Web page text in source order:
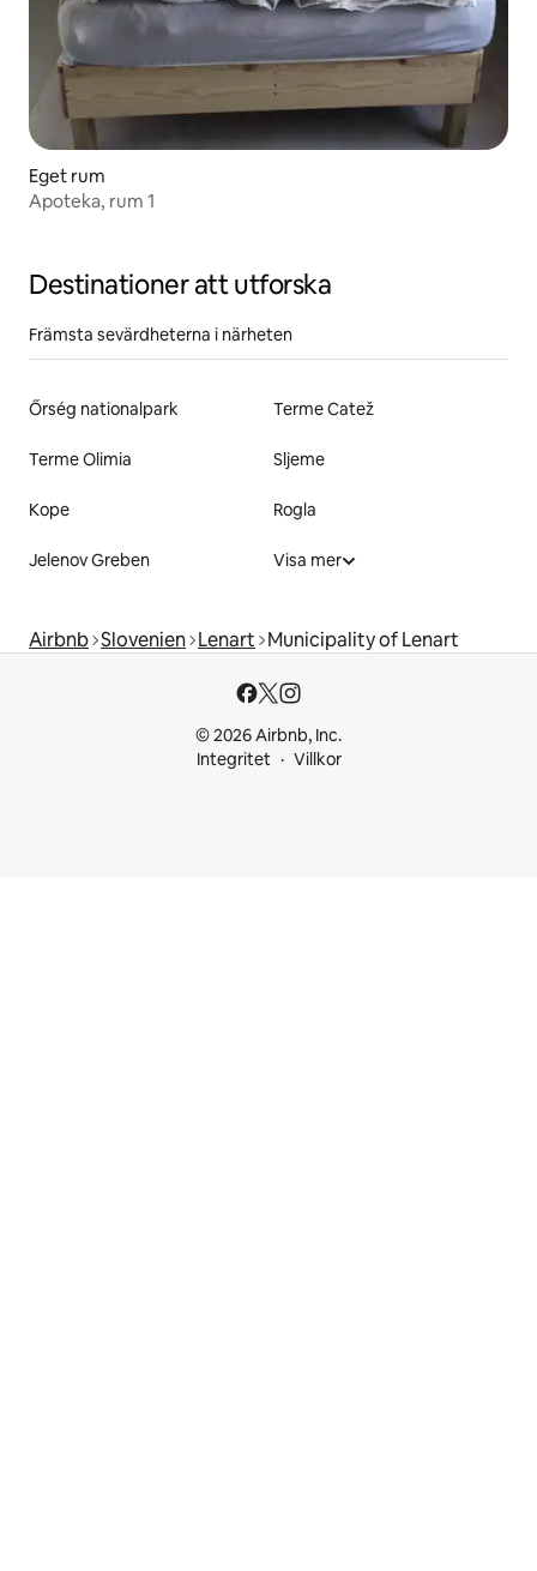
Eget rum
Apoteka, rum 1
Destinationer att utforska
Främsta sevärdheterna i närheten
Őrség nationalpark Terme Catež
Terme Olimia Sljeme
Kope Rogla
Jelenov Greben Visa mer
Airbnb Slovenien Lenart Municipality of Lenart
© 2026 Airbnb, Inc.
Integritet
Villkor